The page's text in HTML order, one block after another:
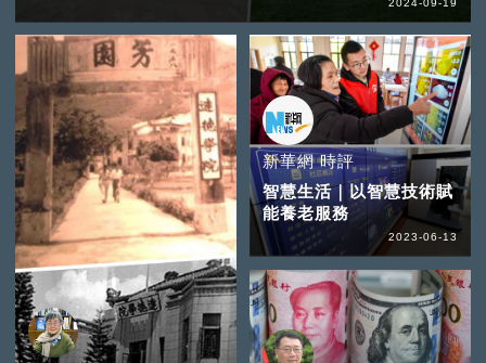
2024-09-19
新華網 時評
智慧生活｜以智慧技術賦
能養老服務
2023-06-13